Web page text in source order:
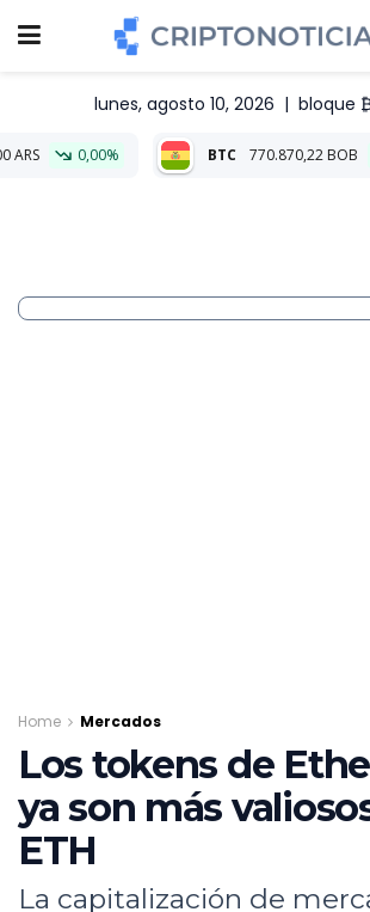
lunes, agosto 10, 2026 | bloque
BTC 770.870,22 BOB 0,08%
Home Mercados
Los tokens de
ya son más
ETH
La capitalización de